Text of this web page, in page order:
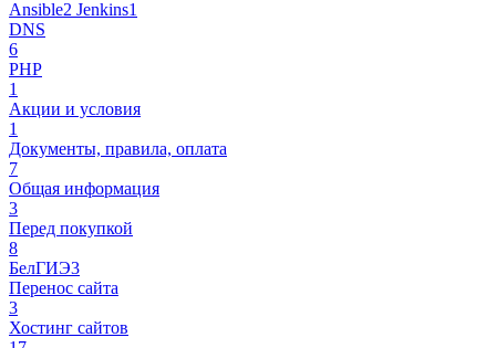
Ansible2 Jenkins1
DNS
6
PHP
1
Акции и условия
1
Документы, правила, оплата
7
Общая информация
3
Перед покупкой
8
БелГИЭ3
Перенос сайта
3
Хостинг сайтов